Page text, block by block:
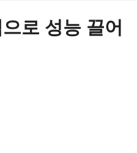
로 성능 끌어